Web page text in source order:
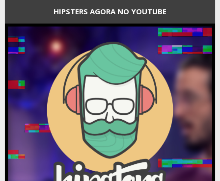
HIPSTERS AGORA NO YOUTUBE